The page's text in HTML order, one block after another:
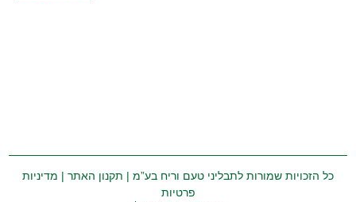
כל הזכויות שמורות לתבליני טעם וריח בע”מ | תקנון האתר | מדיניות
פרטיות